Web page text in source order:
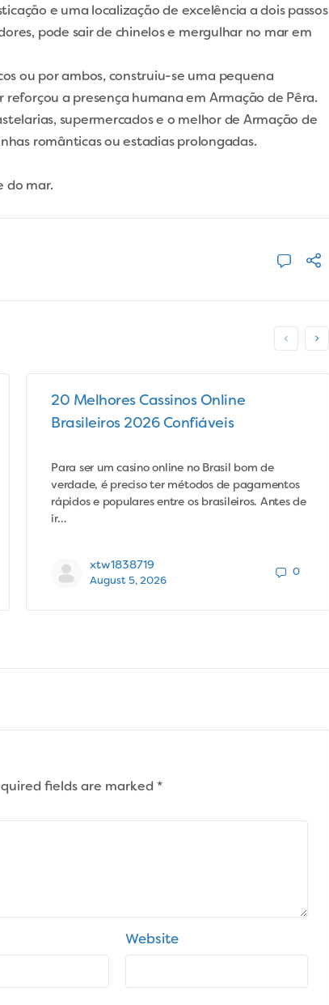
e uma localização de excelência a dois passos
pode sair de chinelos e mergulhar no mar em
ou por ambos, construiu-se uma pequena
a presença humana em Armação de Pêra.
supermercados e o melhor de Armação de
românticas ou estadias prolongadas.
do mar.
20 Melhores Cassinos Online
Brasileiros 2026 Confiáveis
Para ser um casino online no Brasil bom de
verdade, é preciso ter métodos de pagamentos
rápidos e populares entre os brasileiros. Antes de
ir…
xtw1838719
August 5, 2026
0
fields are marked *
Website